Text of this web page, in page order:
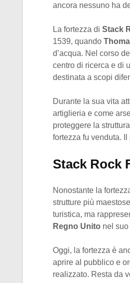
ancora nessuno ha
La fortezza di Stack
1539, quando
d’acqua. Nel corso
centro di ricerca e di
destinata a scopi
Durante la sua vita
artiglieria e come
proteggere la
fortezza fu venduta.
Stack Rock
Nonostante la
strutture più
turistica, ma
Regno Unito nel
Oggi, la fortezza è
aprire al pubblico e
realizzato. Resta da